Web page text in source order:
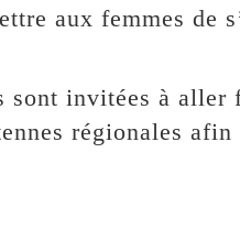
aux femmes de
invitées à aller
régionales